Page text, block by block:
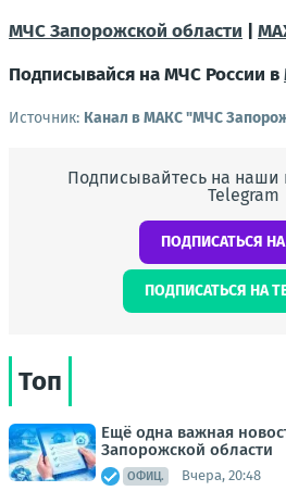
МЧС Запорожской области |
Подписывайся на МЧС России в
Источник: Канал в МАКС "МЧС
Подписывайтесь на наши
Telegram
ПОДПИСАТЬСЯ
ПОДПИСАТЬСЯ НА
Топ
Ещё одна важная
Запорожской области
ОФИЦ. Вчера, 20:48